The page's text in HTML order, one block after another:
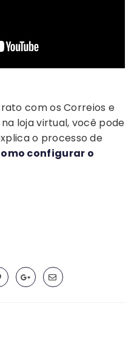
com os Correios e
loja virtual, você pode
o processo de
configurar o